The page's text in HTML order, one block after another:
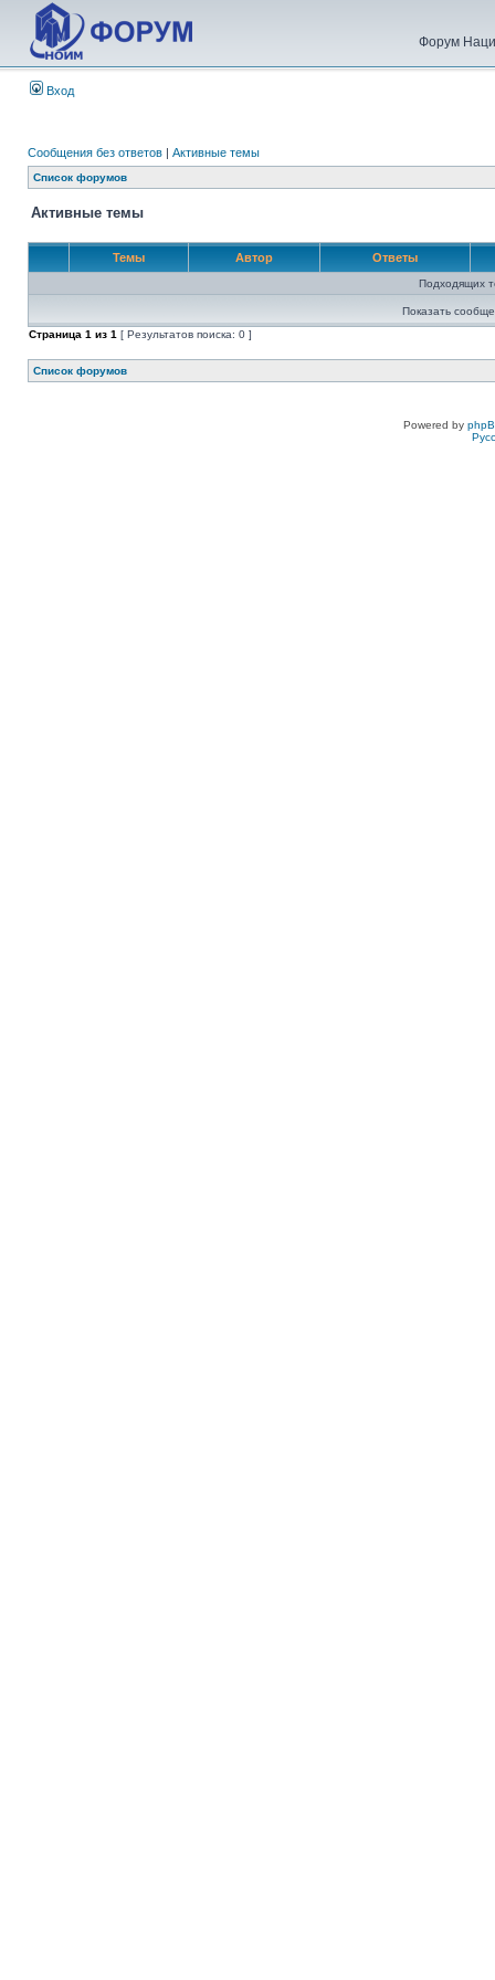
Форум
Вход
Сообщения без ответов | Активные темы
Список форумов
Активные темы
Темы Автор Ответы
Подходящих
Показать
Страница 1 из 1 [ Результатов поиска: 0 ]
Список форумов
Powered by